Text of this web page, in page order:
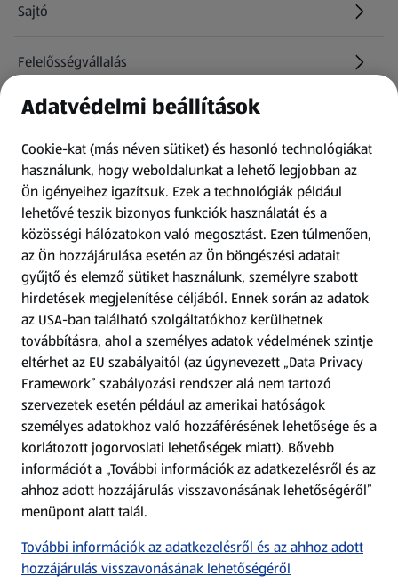
Sajtó
Felelősségvállalás
Információk
Kérdőív
Fizetési lehetőségek
ALDI utalványok
Árcsökkentés
Adattörlő alkalmazás
Szervizpont
(új oldalon nyílik meg)
Fedezz fel minket az interneten!
Töltsd le az ALDI Magyarország applikációt!
Adatvédelmi beállítások
Cookie-kat (más néven sütiket) és hasonló technológiákat
használunk, hogy weboldalunkat a lehető legjobban az
Ön igényeihez igazítsuk. Ezek a technológiák például
lehetővé teszik bizonyos funkciók használatát és a
közösségi hálózatokon való megosztást. Ezen túlmenően,
az Ön hozzájárulása esetén az Ön böngészési adatait
gyűjtő és elemző sütiket használunk, személyre szabott
hirdetések megjelenítése céljából. Ennek során az adatok
az USA-ban található szolgáltatókhoz kerülhetnek
továbbításra, ahol a személyes adatok védelmének szintje
eltérhet az EU szabályaitól (az úgynevezett „Data Privacy
Framework” szabályozási rendszer alá nem tartozó
szervezetek esetén például az amerikai hatóságok
személyes adatokhoz való hozzáférésének lehetősége és a
korlátozott jogorvoslati lehetőségek miatt). Bővebb
információt a „További információk az adatkezelésről és az
ahhoz adott hozzájárulás visszavonásának lehetőségéről”
menüpont alatt talál.
További információk az adatkezelésről és az ahhoz adott
hozzájárulás visszavonásának lehetőségéről